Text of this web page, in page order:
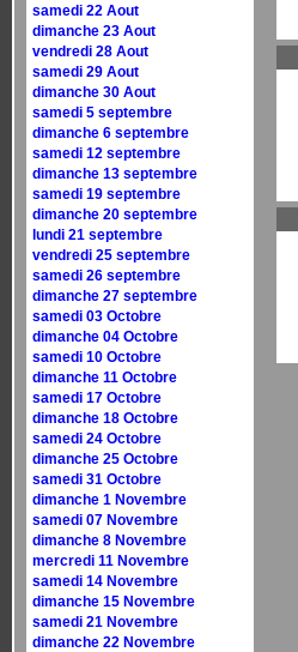
samedi 22 Aout
dimanche 23 Aout
vendredi 28 Aout
samedi 29 Aout
dimanche 30 Aout
samedi 5 septembre
dimanche 6 septembre
samedi 12 septembre
dimanche 13 septembre
samedi 19 septembre
dimanche 20 septembre
lundi 21 septembre
vendredi 25 septembre
samedi 26 septembre
dimanche 27 septembre
samedi 03 Octobre
dimanche 04 Octobre
samedi 10 Octobre
dimanche 11 Octobre
samedi 17 Octobre
dimanche 18 Octobre
samedi 24 Octobre
dimanche 25 Octobre
samedi 31 Octobre
dimanche 1 Novembre
samedi 07 Novembre
dimanche 8 Novembre
mercredi 11 Novembre
samedi 14 Novembre
dimanche 15 Novembre
samedi 21 Novembre
dimanche 22 Novembre